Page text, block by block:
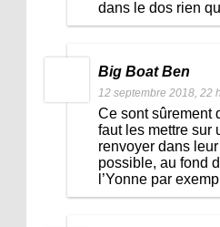
dans le dos rien
Big Boat Ben
12 septembre 2018, 22
Ce sont sûrement
faut les mettre sur
renvoyer dans
possible, au fond
l’Yonne par